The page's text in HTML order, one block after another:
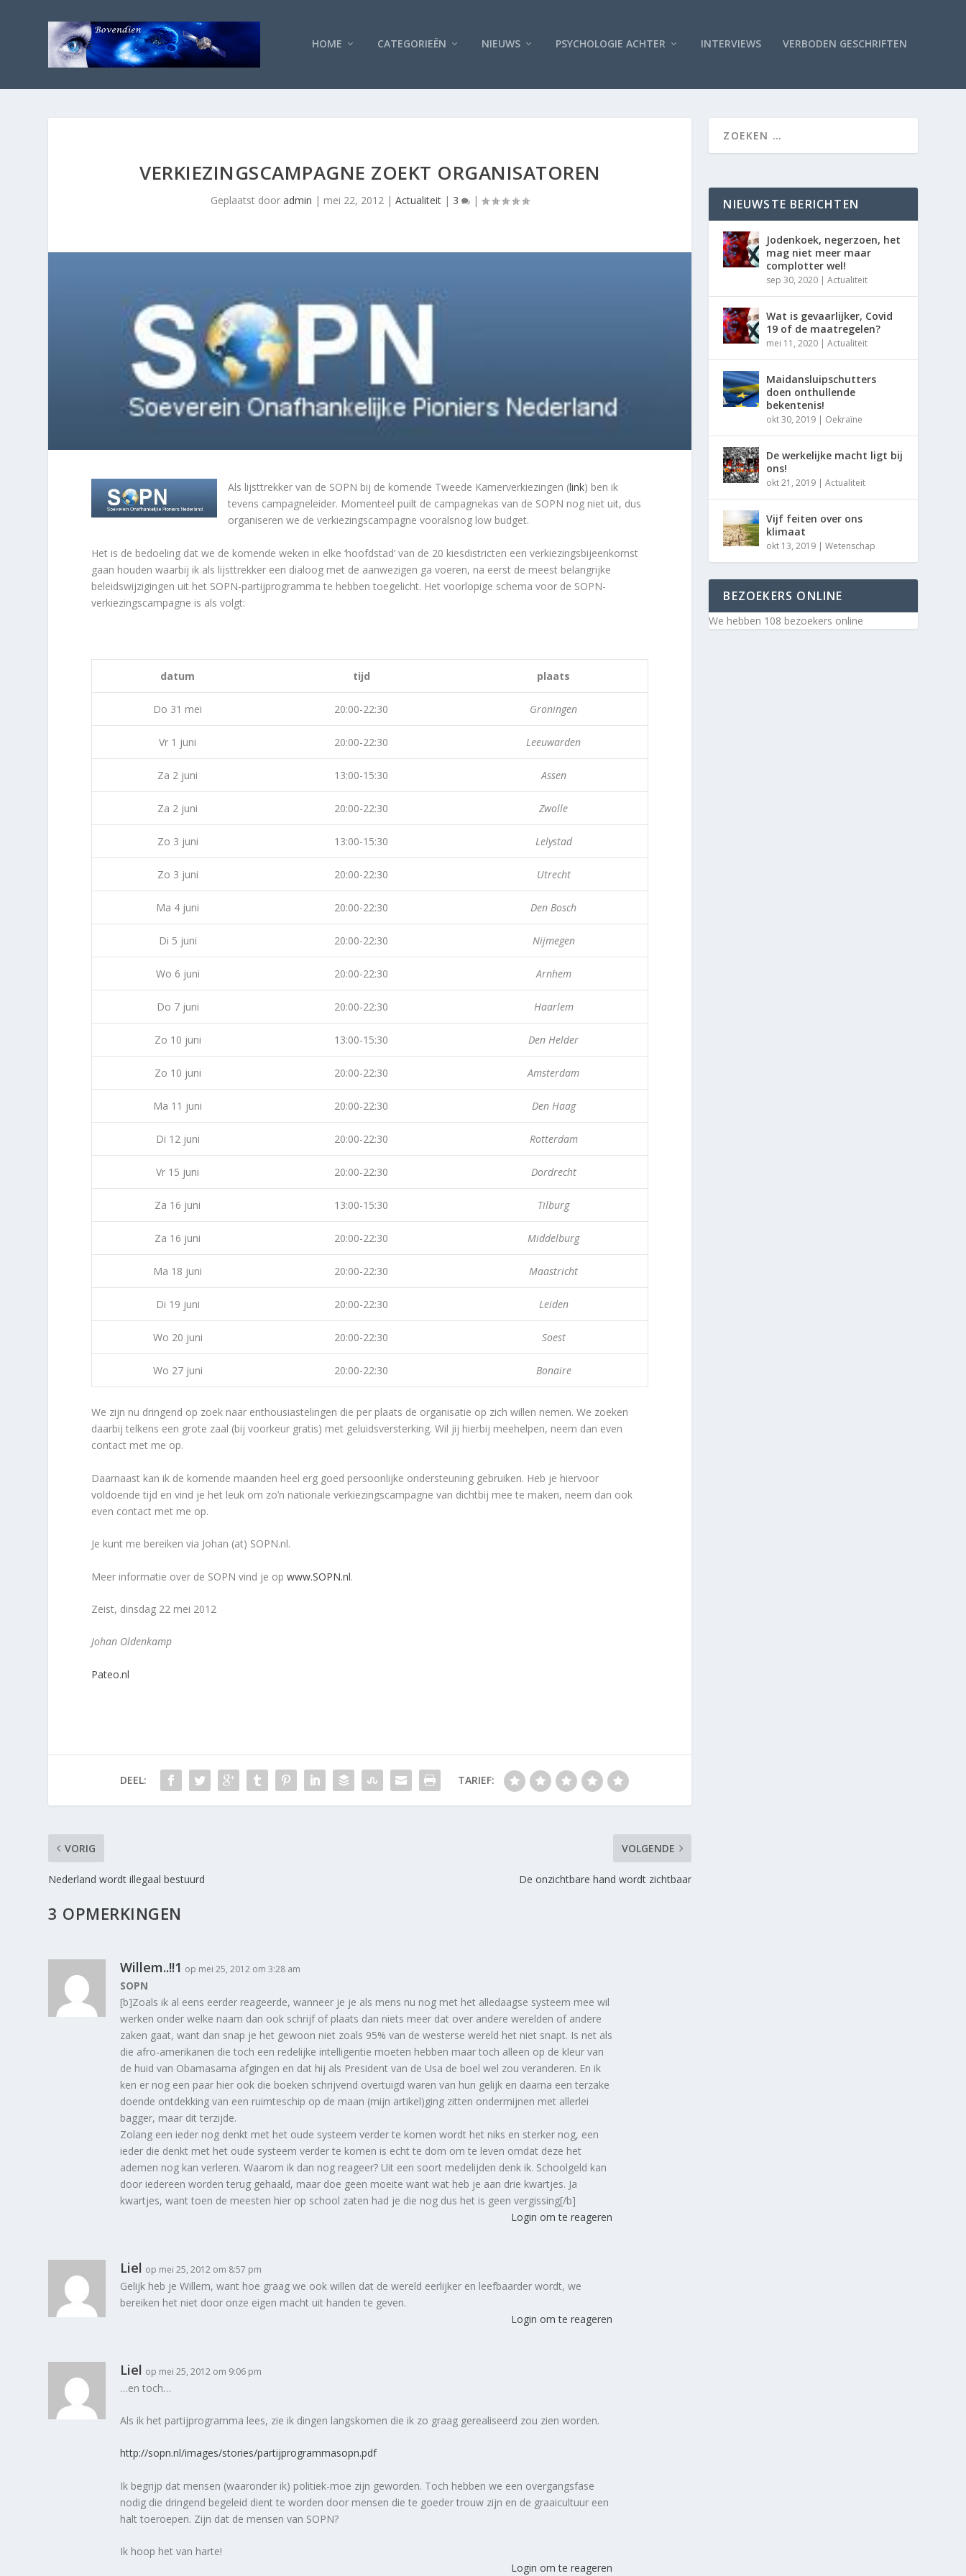
HOME CATEGORIEËN NIEUWS PSYCHOLOGIE ACHTER INTERVIEWS VERBODEN GESCHRIFTEN
VERKIEZINGSCAMPAGNE ZOEKT ORGANISATOREN
Geplaatst dooradmin | mei 22, 2012 |Actualiteit | 3 |
Als lijsttrekker van de SOPN bij de komende Tweede Kamerverkiezingen (link) ben ik
tevens campagneleider. Momenteel puilt de campagnekas van de SOPN nog niet uit, dus
organiseren we de verkiezingscampagne vooralsnog low budget.
Het is de bedoeling dat we de komende weken in elke ‘hoofdstad’ van de 20 kiesdistricten een verkiezingsbijeenkomst
gaan houden waarbij ik als lijsttrekker een dialoog met de aanwezigen ga voeren, na eerst de meest belangrijke
beleidswijzigingen uit het SOPN-partijprogramma te hebben toegelicht. Het voorlopige schema voor de SOPN-
verkiezingscampagne is als volgt:
datum tijd plaats
Do 31 mei 20:00-22:30 Groningen
Vr 1 juni 20:00-22:30 Leeuwarden
Za 2 juni 13:00-15:30 Assen
Za 2 juni 20:00-22:30 Zwolle
Zo 3 juni 13:00-15:30 Lelystad
Zo 3 juni 20:00-22:30 Utrecht
Ma 4 juni 20:00-22:30 Den Bosch
Di 5 juni 20:00-22:30 Nijmegen
Wo 6 juni 20:00-22:30 Arnhem
Do 7 juni 20:00-22:30 Haarlem
Zo 10 juni 13:00-15:30 Den Helder
Zo 10 juni 20:00-22:30 Amsterdam
Ma 11 juni 20:00-22:30 Den Haag
Di 12 juni 20:00-22:30 Rotterdam
Vr 15 juni 20:00-22:30 Dordrecht
Za 16 juni 13:00-15:30 Tilburg
Za 16 juni 20:00-22:30 Middelburg
Ma 18 juni 20:00-22:30 Maastricht
Di 19 juni 20:00-22:30 Leiden
Wo 20 juni 20:00-22:30 Soest
Wo 27 juni 20:00-22:30 Bonaire
We zijn nu dringend op zoek naar enthousiastelingen die per plaats de organisatie op zich willen nemen. We zoeken
daarbij telkens een grote zaal (bij voorkeur gratis) met geluidsversterking. Wil jij hierbij meehelpen, neem dan even
contact met me op.
Daarnaast kan ik de komende maanden heel erg goed persoonlijke ondersteuning gebruiken. Heb je hiervoor
voldoende tijd en vind je het leuk om zo’n nationale verkiezingscampagne van dichtbij mee te maken, neem dan ook
even contact met me op.
Je kunt me bereiken via Johan (at) SOPN.nl.
Meer informatie over de SOPN vind je opwww.SOPN.nl.
Zeist, dinsdag 22 mei 2012
Johan Oldenkamp
Pateo.nl
DEEL: TARIEF:
VORIG
Nederland wordt illegaal bestuurd
VOLGENDE
De onzichtbare hand wordt zichtbaar
3 OPMERKINGEN
Willem..!!1 op mei 25, 2012 om 3:28 am
SOPN
[b]Zoals ik al eens eerder reageerde, wanneer je je als mens nu nog met het alledaagse systeem mee wil
werken onder welke naam dan ook schrijf of plaats dan niets meer dat over andere werelden of andere
zaken gaat, want dan snap je het gewoon niet zoals 95% van de westerse wereld het niet snapt. Is net als
die afro-amerikanen die toch een redelijke intelligentie moeten hebben maar toch alleen op de kleur van
de huid van Obamasama afgingen en dat hij als President van de Usa de boel wel zou veranderen. En ik
ken er nog een paar hier ook die boeken schrijvend overtuigd waren van hun gelijk en daarna een terzake
doende ontdekking van een ruimteschip op de maan (mijn artikel)ging zitten ondermijnen met allerlei
bagger, maar dit terzijde.
Zolang een ieder nog denkt met het oude systeem verder te komen wordt het niks en sterker nog, een
ieder die denkt met het oude systeem verder te komen is echt te dom om te leven omdat deze het
ademen nog kan verleren. Waarom ik dan nog reageer? Uit een soort medelijden denk ik. Schoolgeld kan
door iedereen worden terug gehaald, maar doe geen moeite want wat heb je aan drie kwartjes. Ja
kwartjes, want toen de meesten hier op school zaten had je die nog dus het is geen vergissing[/b]
Login om te reageren
Liel op mei 25, 2012 om 8:57 pm
Gelijk heb je Willem, want hoe graag we ook willen dat de wereld eerlijker en leefbaarder wordt, we
bereiken het niet door onze eigen macht uit handen te geven.
Login om te reageren
Liel op mei 25, 2012 om 9:06 pm
…en toch…
Als ik het partijprogramma lees, zie ik dingen langskomen die ik zo graag gerealiseerd zou zien worden.
http://sopn.nl/images/stories/partijprogrammasopn.pdf
Ik begrijp dat mensen (waaronder ik) politiek-moe zijn geworden. Toch hebben we een overgangsfase
nodig die dringend begeleid dient te worden door mensen die te goeder trouw zijn en de graaicultuur een
halt toeroepen. Zijn dat de mensen van SOPN?
Ik hoop het van harte!
Login om te reageren
NIEUWSTE BERICHTEN
Jodenkoek, negerzoen, het
mag niet meer maar
complotter wel!
sep 30, 2020 |Actualiteit
Wat is gevaarlijker, Covid
19 of de maatregelen?
mei 11, 2020 |Actualiteit
Maidansluipschutters
doen onthullende
bekentenis!
okt 30, 2019 | Oekraïne
De werkelijke macht ligt bij
ons!
okt 21, 2019 |Actualiteit
Vijf feiten over ons
klimaat
okt 13, 2019 |Wetenschap
BEZOEKERS ONLINE
We hebben 108 bezoekers online